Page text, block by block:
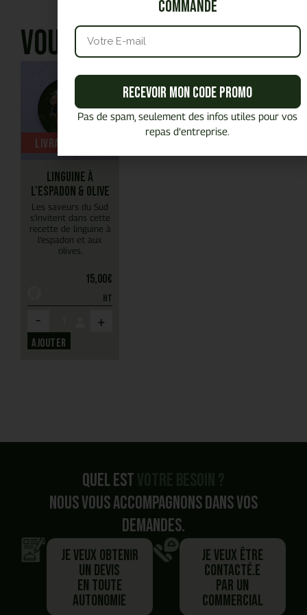
Vous aimerez aussi
Livrable chaud
Linguine à
l'espadon & olive
Les saveurs du Sud
s’invitent dans cette
recette de linguine à
l’espadon et aux
olives.
15,00€
HT
- +
Ajouter
Quel est
Nous vous accompagnons dans vos
demandes.
Je veux obtenir
un devis
en toute
autonomie
Je veux être
contacté.e
par un
commercial
commande
Recevoir mon code promo
Pas de spam, seulement des infos utiles pour vos
repas d’entreprise.